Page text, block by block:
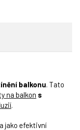
balkonu. Tato
na balkon s
.
jako efektivní